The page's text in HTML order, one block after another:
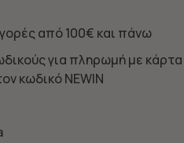
από 100€ και πάνω
για πληρωμή με
κωδικό NEWIN